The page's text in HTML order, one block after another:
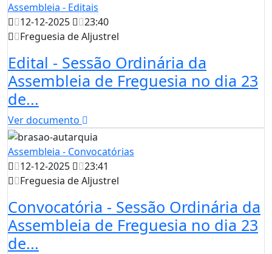
Assembleia - Editais
12-12-2025
23:40
Freguesia de Aljustrel
Edital - Sessão Ordinária da
Assembleia de Freguesia no dia 23
de...
Ver documento
Assembleia - Convocatórias
12-12-2025
23:41
Freguesia de Aljustrel
Convocatória - Sessão Ordinária da
Assembleia de Freguesia no dia 23
de...